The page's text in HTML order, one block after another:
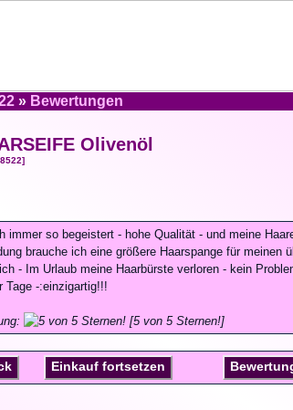
» Bewertungen
Olivenöl
immer so begeistert - hohe Qualität - und meine
brauche ich eine größere Haarspange für meinen
- Im Urlaub meine Haarbürste verloren - kein
Tage -:einzigartig!!!
[5 von 5 Sternen!]
Einkauf fortsetzen